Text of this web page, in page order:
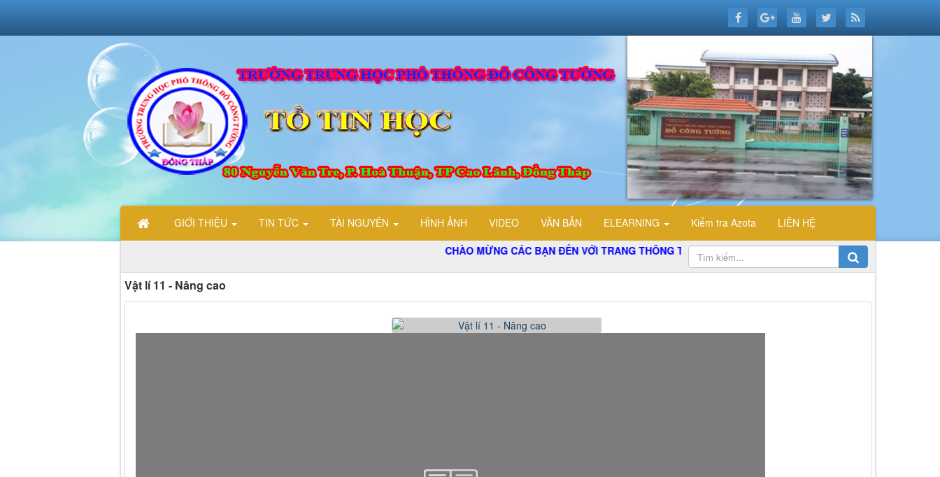
GIỚI THIỆU TIN TỨC TÀI NGUYÊN HÌNH ẢNH VIDEO VĂN BẢN ELEARNING Kiểm tra Azota
LIÊN HỆ
CHÀO MỪNG CÁC BẠN ĐẾN VỚI TRANG THÔNG TIN ĐIỆN TỬ TỔ TIN HỌC TRƯỜNG THPT ĐỖ CÔNG TƯỜNG
Vật lí 11 - Nâng cao